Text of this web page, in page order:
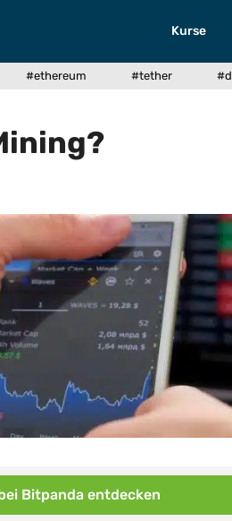
Kurse
#ethereum #tether
Bitpanda entdecken